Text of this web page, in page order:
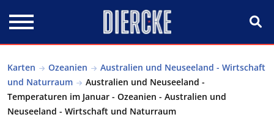
Karten Ozeanien
Australien und Neuseeland - Wirtschaft
und Naturraum
Australien und Neuseeland -
Temperaturen im Januar - Ozeanien - Australien und
Neuseeland - Wirtschaft und Naturraum